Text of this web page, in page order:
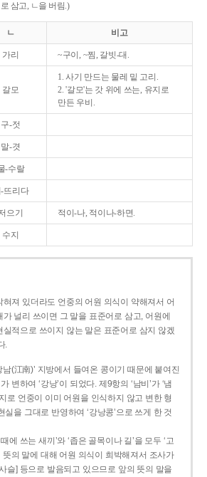
삼고, ㄴ을 버림.)
ㄴ 비고
가리 ~구이, ~찜, 갈빗-대.
갈모
1. 사기 만드는 물레 밑 고리.
2. '갈모'는 갓 위에 쓰는, 유지로
만든 우비.
구-젓
말-겻
-수랄
-뜨리다
으기 적이-나, 적이나-하면.
수지
져 있더라도 언중의 어원 의식이 약해져서 어
널리 쓰이면 그 말을 표준어로 삼고, 어원에
적으로 쓰이지 않는 말은 표준어로 삼지 않겠
.
남(江南)’ 지방에서 들여온 콩이기 때문에 붙여진
변하여 ‘강낭’이 되었다. 제9항의 ‘남비’가 ‘냄
로 언중이 이미 어원을 인식하지 않고 변한 형
을 그대로 반영하여 ‘강낭콩’으로 쓰게 한 것
에 쓰는 새끼’와 ‘좁은 골목이나 길’을 모두 ‘고
뜻의 말에 대해 어원 의식이 희박해져서 조사가
슬] 등으로 발음되고 있으므로 앞의 뜻의 말을